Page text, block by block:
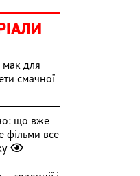
для
смачної
що вже
фільми все